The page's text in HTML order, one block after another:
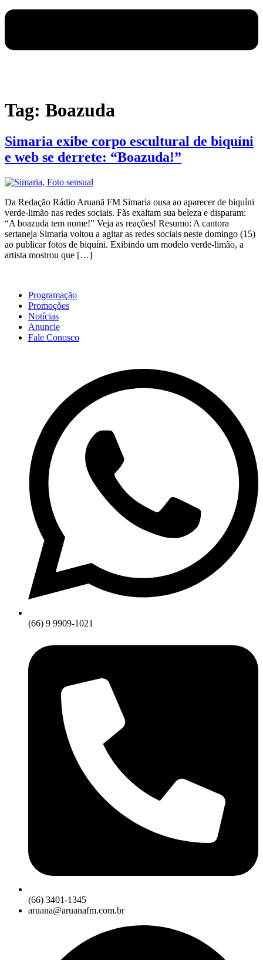
Tag: Boazuda
Simaria exibe corpo escultural de biquíni
e web se derrete: “Boazuda!”
Da Redação Rádio Aruanã FM Simaria ousa ao aparecer de biquíni
verde-limão nas redes sociais. Fãs exaltam sua beleza e disparam:
“A boazuda tem nome!” Veja as reações! Resumo: A cantora
sertaneja Simaria voltou a agitar as redes sociais neste domingo (15)
ao publicar fotos de biquíni. Exibindo um modelo verde-limão, a
artista mostrou que […]
Programação
Promoções
Notícias
Anuncie
Fale Conosco
(66) 9 9909-1021
(66) 3401-1345
aruana@aruanafm.com.br